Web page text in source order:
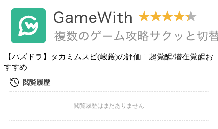
【パズドラ】タカミムスビ(峻厳)の評価！超覚醒/潜在覚醒お
すすめ